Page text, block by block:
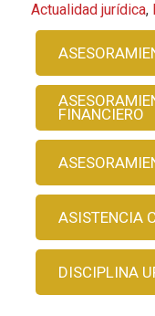
Actualidad jurídica,
FINANCIERO
ASISTENCIA
DISCIPLINA